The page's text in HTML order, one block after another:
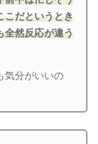
こだというとき
全然反応が違う
気分がいいの